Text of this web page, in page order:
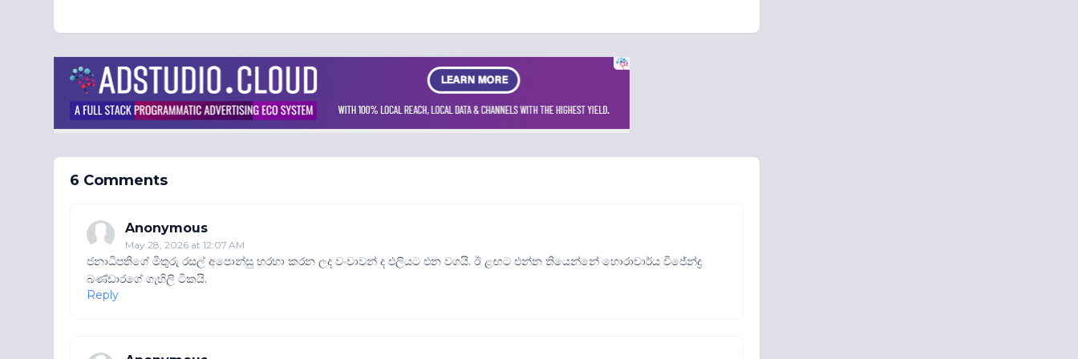
6 Comments
Anonymous
May 28, 2026 at 12:07 AM
ජනාධිපතිගේ මිතුරු රසල් අපොන්සු හරහා කරන ලද වංචාවන් ද එලියට එන වගයි. ඊ ළඟට එන්න තියෙන්නේ හොරාචාර්ය විජේන්ද්‍ර
බණ්ඩාරගේ ගැහිලි ටිකයි.
Reply